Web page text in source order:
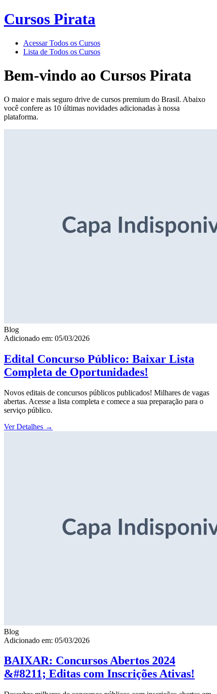
Cursos Pirata
Acessar Todos os Cursos
Lista de Todos os Cursos
Bem-vindo ao Cursos Pirata
O maior e mais seguro drive de cursos premium do Brasil. Abaixo
você confere as 10 últimas novidades adicionadas à nossa
plataforma.
Blog
Adicionado em: 05/03/2026
Edital Concurso Público: Baixar Lista
Completa de Oportunidades!
Novos editais de concursos públicos publicados! Milhares de vagas
abertas. Acesse a lista completa e comece a sua preparação para o
serviço público.
Ver Detalhes →
Blog
Adicionado em: 05/03/2026
BAIXAR: Concursos Abertos 2024
&#8211; Editas com Inscrições Ativas!